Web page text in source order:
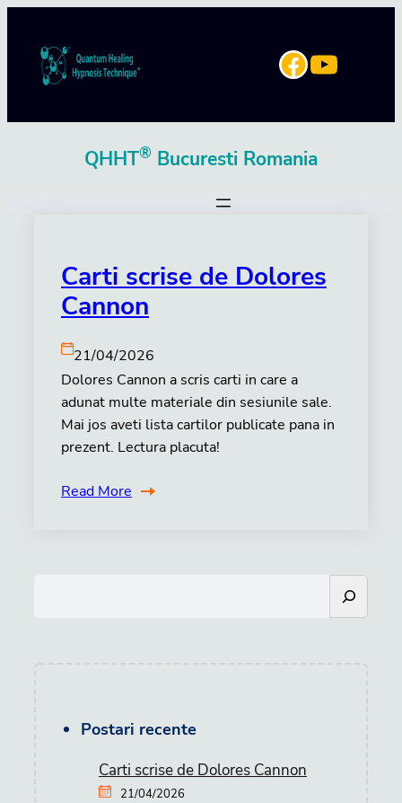
conținut
Facebook YouTube
QHHT® Bucuresti Romania
Carti scrise de Dolores
Cannon
21/04/2026
Dolores Cannon a scris carti in care a
adunat multe materiale din sesiunile sale.
Mai jos aveti lista cartilor publicate pana in
prezent. Lectura placuta!
Read More
Postari recente
Carti scrise de Dolores Cannon
21/04/2026